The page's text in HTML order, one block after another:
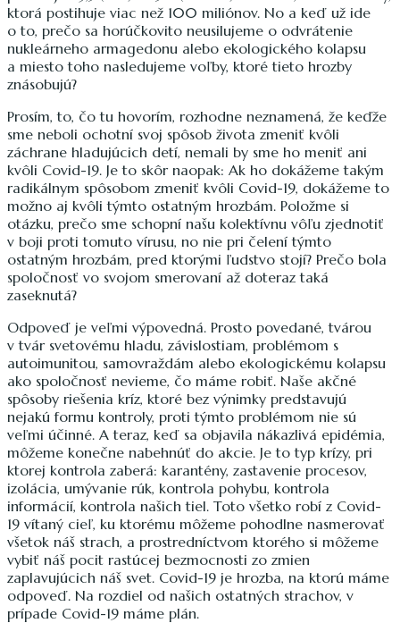
ktorá postihuje viac než 100 miliónov. No a keď už ide
o to, prečo sa horúčkovito neusilujeme o odvrátenie
nukleárneho armagedonu alebo ekologického kolapsu
a miesto toho nasledujeme voľby, ktoré tieto hrozby
znásobujú?
Prosím, to, čo tu hovorím, rozhodne neznamená, že keďže
sme neboli ochotní svoj spôsob života zmeniť kvôli
záchrane hladujúcich detí, nemali by sme ho meniť ani
kvôli Covid-19. Je to skôr naopak: Ak ho dokážeme takým
radikálnym spôsobom zmeniť kvôli Covid-19, dokážeme to
možno aj kvôli týmto ostatným hrozbám. Položme si
otázku, prečo sme schopní našu kolektívnu vôľu zjednotiť
v boji proti tomuto vírusu, no nie pri čelení týmto
ostatným hrozbám, pred ktorými ľudstvo stojí? Prečo bola
spoločnosť vo svojom smerovaní až doteraz taká
zaseknutá?
Odpoveď je veľmi výpovedná. Prosto povedané, tvárou
v tvár svetovému hladu, závislostiam, problémom s
autoimunitou, samovraždám alebo ekologickému kolapsu
ako spoločnosť nevieme, čo máme robiť. Naše akčné
spôsoby riešenia kríz, ktoré bez výnimky predstavujú
nejakú formu kontroly, proti týmto problémom nie sú
veľmi účinné. A teraz, keď sa objavila nákazlivá epidémia,
môžeme konečne nabehnúť do akcie. Je to typ krízy, pri
ktorej kontrola zaberá: karantény, zastavenie procesov,
izolácia, umývanie rúk, kontrola pohybu, kontrola
informácií, kontrola našich tiel. Toto všetko robí z Covid-
19 vítaný cieľ, ku ktorému môžeme pohodlne nasmerovať
všetok náš strach, a prostredníctvom ktorého si môžeme
vybiť náš pocit rastúcej bezmocnosti zo zmien
zaplavujúcich náš svet. Covid-19 je hrozba, na ktorú máme
odpoveď. Na rozdiel od našich ostatných strachov, v
prípade Covid-19 máme plán.